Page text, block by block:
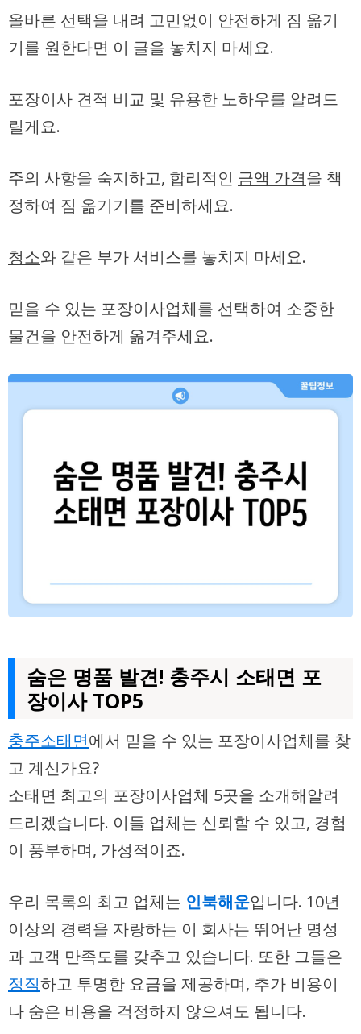
올바른 선택을 내려 고민없이 안전하게 짐 옮기
기를 원한다면 이 글을 놓치지 마세요.
포장이사 견적 비교 및 유용한 노하우를 알려드
릴게요.
주의 사항을 숙지하고, 합리적인 금액 가격을 책
정하여 짐 옮기기를 준비하세요.
청소와 같은 부가 서비스를 놓치지 마세요.
믿을 수 있는 포장이사업체를 선택하여 소중한
물건을 안전하게 옮겨주세요.
숨은 명품 발견! 충주시 소태면 포
장이사 TOP5
충주소태면에서 믿을 수 있는 포장이사업체를 찾
고 계신가요?
소태면 최고의 포장이사업체 5곳을 소개해알려
드리겠습니다. 이들 업체는 신뢰할 수 있고, 경험
이 풍부하며, 가성적이죠.
우리 목록의 최고 업체는 인북해운입니다. 10년
이상의 경력을 자랑하는 이 회사는 뛰어난 명성
과 고객 만족도를 갖추고 있습니다. 또한 그들은
정직하고 투명한 요금을 제공하며, 추가 비용이
나 숨은 비용을 걱정하지 않으셔도 됩니다.